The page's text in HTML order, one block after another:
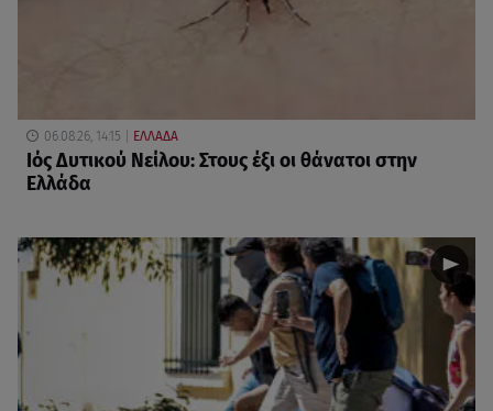
06.08.26, 14:15 ΕΛΛΑΔΑ
Ιός Δυτικού Νείλου: Στους έξι οι θάνατοι στην
Ελλάδα